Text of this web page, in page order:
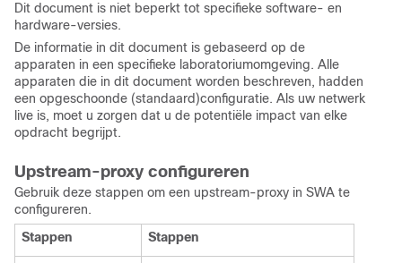
Dit document is niet beperkt tot specifieke software- en
hardware-versies.
De informatie in dit document is gebaseerd op de
apparaten in een specifieke laboratoriumomgeving. Alle
apparaten die in dit document worden beschreven, hadden
een opgeschoonde (standaard)configuratie. Als uw netwerk
live is, moet u zorgen dat u de potentiële impact van elke
opdracht begrijpt.
Upstream-proxy configureren
Gebruik deze stappen om een upstream-proxy in SWA te
configureren.
Stappen
Stappen